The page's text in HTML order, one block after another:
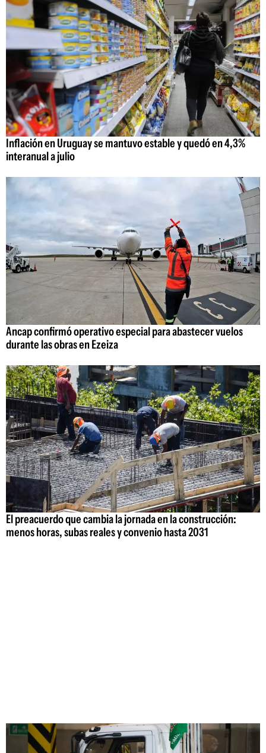
Inflación en Uruguay se mantuvo estable y quedó en 4,3%
interanual a julio
Ancap confirmó operativo especial para abastecer vuelos
durante las obras en Ezeiza
El preacuerdo que cambia la jornada en la construcción:
menos horas, subas reales y convenio hasta 2031